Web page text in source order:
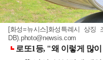
[화성=뉴시스]화성특례시 상징
DB) .photo@newsis.com